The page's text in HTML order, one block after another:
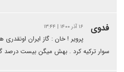
فدوی ۱۶ آذر ۱۴۰۰ | ۱۳:۴۴
پرویر ! خان : گاز ایران
سوار ترکیه کرد . بهش میگن بیست درصد